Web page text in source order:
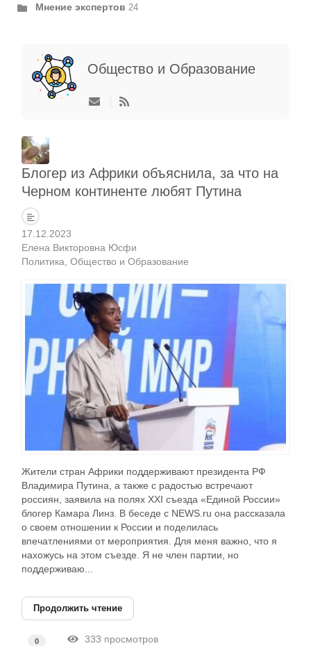
Мнение экспертов 24
Общество и Образование
Блогер из Африки объяснила, за что на
Черном континенте любят Путина
17.12.2023
Елена Викторовна Юсфи
Политика Общество и Образование
Жители стран Африки поддерживают президента РФ
Владимира Путина, а также с радостью встречают
россиян, заявила на полях XXI съезда «Единой России»
блогер Камара Линз. В беседе с NEWS.ru она рассказала
о своем отношении к России и поделилась
впечатлениями от мероприятия. Для меня важно, что я
нахожусь на этом съезде. Я не член партии, но
поддерживаю...
Продолжить чтение
0 333 просмотров